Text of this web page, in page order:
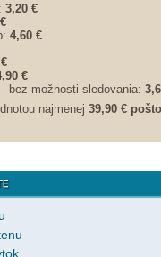
3,20 €
4,60 €
€
bez možnosti sledovania:
najmenej 39,90 €